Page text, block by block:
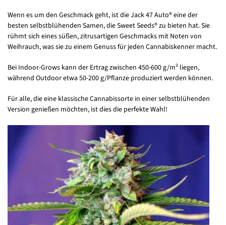
Wenn es um den Geschmack geht, ist die Jack 47 Auto® eine der
besten selbstblühenden Samen, die Sweet Seeds® zu bieten hat. Sie
rühmt sich eines süßen, zitrusartigen Geschmacks mit Noten von
Weihrauch, was sie zu einem Genuss für jeden Cannabiskenner macht.
Bei Indoor-Grows kann der Ertrag zwischen 450-600 g/m² liegen,
während Outdoor etwa 50-200 g/Pflanze produziert werden können.
Für alle, die eine klassische Cannabissorte in einer selbstblühenden
Version genießen möchten, ist dies die perfekte Wahl!